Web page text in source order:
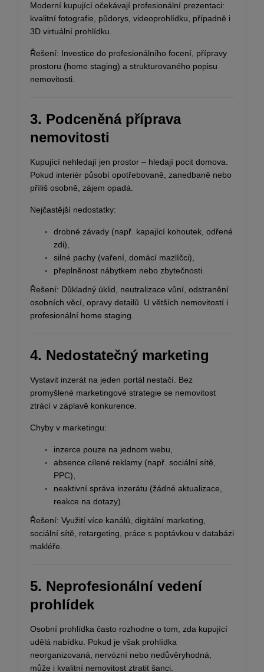
Moderní kupující očekávají profesionální prezentaci:
kvalitní fotografie, půdorys, videoprohlídku, případně i
3D virtuální prohlídku.
Řešení: Investice do profesionálního focení, přípravy
prostoru (home staging) a strukturovaného popisu
nemovitosti.
3. Podceněná příprava
nemovitosti
Kupující nehledají jen prostor – hledají pocit domova.
Pokud interiér působí opotřebovaně, zanedbaně nebo
příliš osobně, zájem opadá.
Nejčastější nedostatky:
drobné závady (např. kapající kohoutek, odřené
zdi),
silné pachy (vaření, domácí mazlíčci),
přeplněnost nábytkem nebo zbytečnosti.
Řešení: Důkladný úklid, neutralizace vůní, odstranění
osobních věcí, opravy detailů. U větších nemovitostí i
profesionální home staging.
4. Nedostatečný marketing
Vystavit inzerát na jeden portál nestačí. Bez
promyšlené marketingové strategie se nemovitost
ztrácí v záplavě konkurence.
Chyby v marketingu:
inzerce pouze na jednom webu,
absence cílené reklamy (např. sociální sítě,
PPC),
neaktivní správa inzerátu (žádné aktualizace,
reakce na dotazy).
Řešení: Využití více kanálů, digitální marketing,
sociální sítě, retargeting, práce s poptávkou v databázi
makléře.
5. Neprofesionální vedení
prohlídek
Osobní prohlídka často rozhodne o tom, zda kupující
udělá nabídku. Pokud je však prohlídka
neorganizovaná, nervózní nebo nedůvěryhodná,
může i kvalitní nemovitost ztratit šanci.